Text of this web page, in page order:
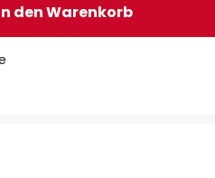
den Warenkorb